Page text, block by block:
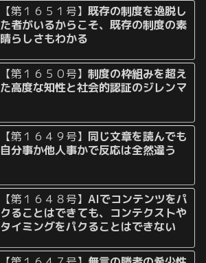
【第１６５１号】既存の制度を逸脱し
た者がいるからこそ、既存の制度の素
晴らしさもわかる
【第１６５０号】制度の枠組みを超え
た高度な知性と社会的認証のジレンマ
【第１６４９号】 同じ文章を読んでも
自分事か他人事かで反応は全然違う
【第１６４８号】AIでコンテンツをパ
クることはできても、コンテクストや
タイミングをパクることはできない